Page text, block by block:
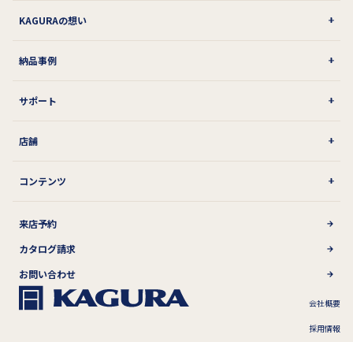
KAGURAの想い
納品事例
サポート
店舗
コンテンツ
来店予約
カタログ請求
お問い合わせ
会社概要
採用情報